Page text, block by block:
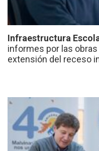
Infraestructura
informes por las
extensión del receso